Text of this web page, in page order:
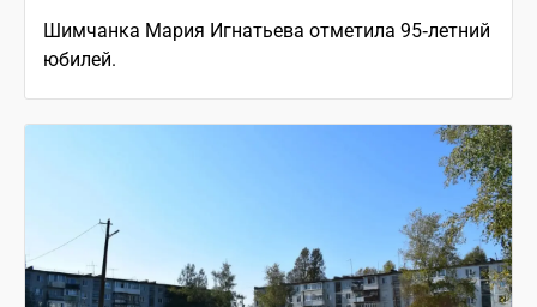
Шимчанка Мария Игнатьева отметила 95‑летний
юбилей.